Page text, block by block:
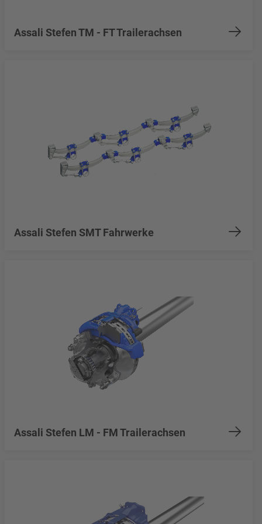
Assali Stefen TM - FT Trailerachsen
Assali Stefen SMT Fahrwerke
Assali Stefen LM - FM Trailerachsen